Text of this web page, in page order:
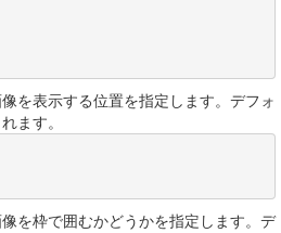
を表示する位置を指定します。デフォ
ます。
を枠で囲むかどうかを指定します。デ